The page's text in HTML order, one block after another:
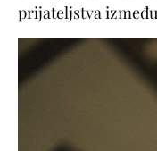
prijateljstva